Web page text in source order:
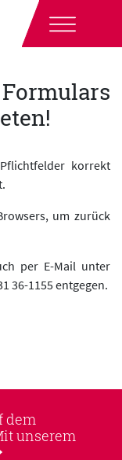
korrekt
um zurück
per E-Mail unter
36-1155 entgegen.
dem
unserem